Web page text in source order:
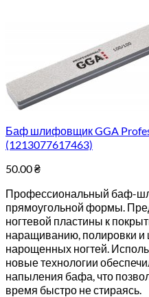
Баф шлифовщик GGA
(1213077617463)
50.00₴
Профессиональный баф-
прямоугольной формы.
ногтевой пластины к
наращиванию, полировки
нарощенных ногтей.
новые технологии
напыления бафа, что
время быстро не стираясь.